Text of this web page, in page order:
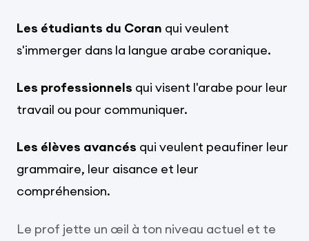
Les étudiants du Coran qui veulent
s'immerger dans la langue arabe coranique.
Les professionnels qui visent l'arabe pour leur
travail ou pour communiquer.
Les élèves avancés qui veulent peaufiner leur
grammaire, leur aisance et leur
compréhension.
Le prof jette un œil à ton niveau actuel et te